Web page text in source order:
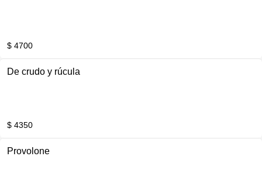
$ 4700
De crudo y rúcula
$ 4350
Provolone